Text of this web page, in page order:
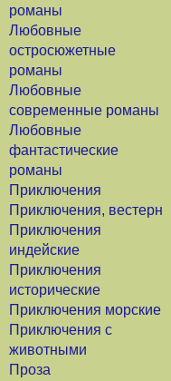
романы
Любовные
остросюжетные
романы
Любовные
современные романы
Любовные
фантастические
романы
Приключения
Приключения, вестерн
Приключения
индейские
Приключения
исторические
Приключения морские
Приключения с
животными
Проза